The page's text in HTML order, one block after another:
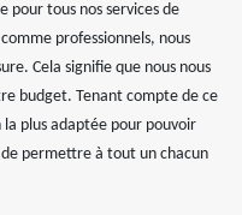
pour tous nos services de
professionnels, nous
Cela signifie que nous nous
budget. Tenant compte de ce
la plus adaptée pour pouvoir
permettre à tout un chacun